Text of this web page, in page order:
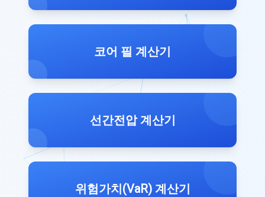
코어 필 계산기
선간전압 계산기
위험가치(VaR) 계산기